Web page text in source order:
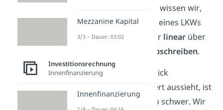
aus. Zusätzlich wissen wir,
dass die Anschaffung eines LKWs
20.000€kostet und wir linear über
abschreiben.
Was auf den ersten Blick
unglaublich kompliziert aussieht, ist
eigentlich gar nicht so schwer. Wir
Mezzanine Kapital
3/3 – Dauer: 03:02
Investitionsrechnung
Innenfinanzierung
Innenfinanzierung